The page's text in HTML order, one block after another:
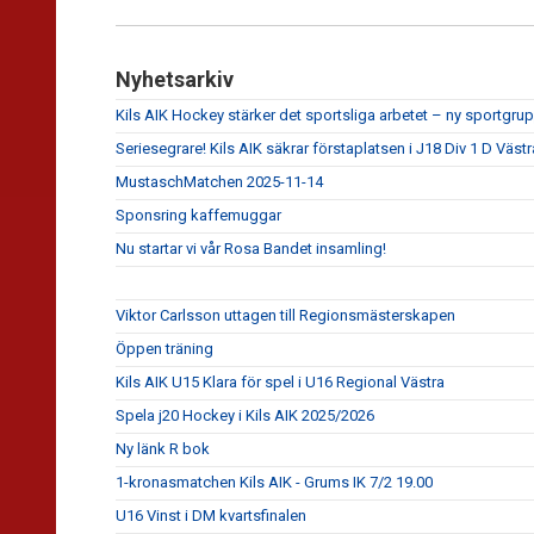
Nyhetsarkiv
Kils AIK Hockey stärker det sportsliga arbetet – ny
Seriesegrare! Kils AIK säkrar förstaplatsen i J18 Div 1 D
MustaschMatchen 2025-11-14
Sponsring kaffemuggar
Nu startar vi vår Rosa Bandet insamling!
Viktor Carlsson uttagen till Regionsmästerskapen
Öppen träning
Kils AIK U15 Klara för spel i U16 Regional Västra
Spela j20 Hockey i Kils AIK 2025/2026
Ny länk R bok
1-kronasmatchen Kils AIK - Grums IK 7/2 19.00
U16 Vinst i DM kvartsfinalen